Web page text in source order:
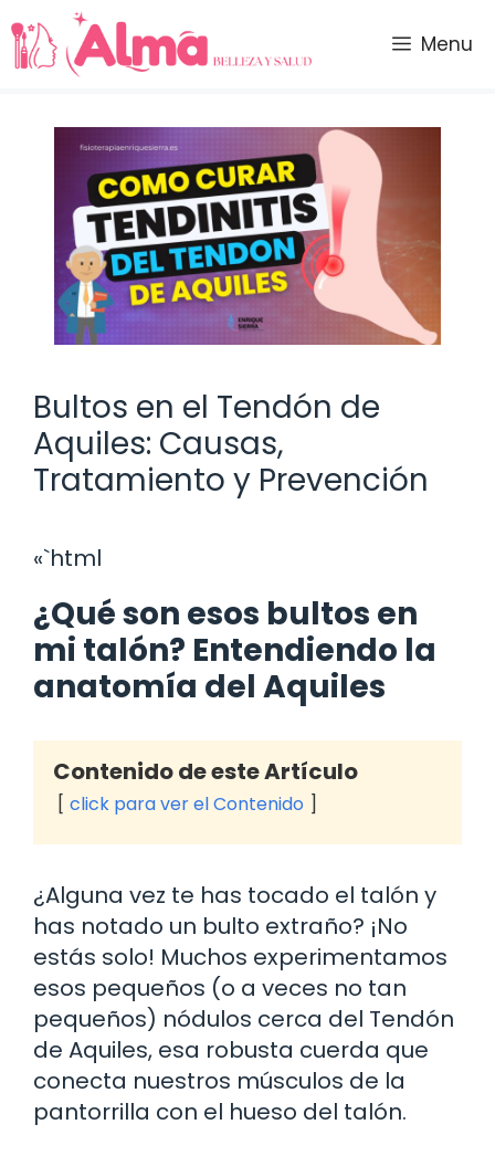
Saltar
al
contenido
Menu
Bultos en el Tendón de
Aquiles: Causas,
Tratamiento y Prevención
«`html
¿Qué son esos bultos en
mi talón? Entendiendo la
anatomía del Aquiles
Contenido de este Artículo
click para ver el Contenido
¿Alguna vez te has tocado el talón y
has notado un bulto extraño? ¡No
estás solo! Muchos experimentamos
esos pequeños (o a veces no tan
pequeños) nódulos cerca del Tendón
de Aquiles, esa robusta cuerda que
conecta nuestros músculos de la
pantorrilla con el hueso del talón.